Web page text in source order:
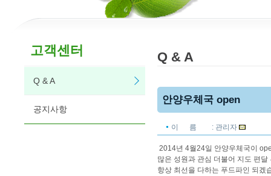
고객센터
Q & A
공지사항
Q & A
안양우체국 open
이 름 : 관리자
2014년 4월24일 안양우체국이
많은 성원과 관심 더불어 지도 편달
항상 최선을 다하는 푸드파인 되겠